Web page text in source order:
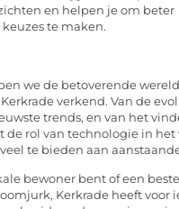
en helpen je om beter
te maken.
we de betoverende
verkend. Van de
trends, en van het
de rol van technologie in het
te bieden aan
bewoner bent of een
Kerkrade heeft voor